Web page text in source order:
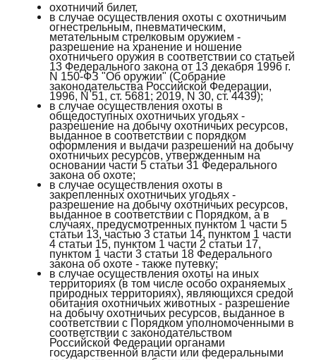
охотничий билет,
в случае осуществления охоты с охотничьим
огнестрельным, пневматическим,
метательным стрелковым оружием -
разрешение на хранение и ношение
охотничьего оружия в соответствии со статьей
13 Федерального закона от 13 декабря 1996 г.
N 150-ФЗ "Об оружии" (Собрание
законодательства Российской Федерации,
1996, N 51, ст. 5681; 2019, N 30, ст. 4439);
в случае осуществления охоты в
общедоступных охотничьих угодьях -
разрешение на добычу охотничьих ресурсов,
выданное в соответствии с порядком
оформления и выдачи разрешений на добычу
охотничьих ресурсов, утвержденным на
основании части 5 статьи 31 Федерального
закона об охоте;
в случае осуществления охоты в
закрепленных охотничьих угодьях -
разрешение на добычу охотничьих ресурсов,
выданное в соответствии с Порядком, а в
случаях, предусмотренных пунктом 1 части 5
статьи 13, частью 3 статьи 14, пунктом 1 части
4 статьи 15, пунктом 1 части 2 статьи 17,
пунктом 1 части 3 статьи 18 Федерального
закона об охоте - также путевку;
в случае осуществления охоты на иных
территориях (в том числе особо охраняемых
природных территориях), являющихся средой
обитания охотничьих животных - разрешение
на добычу охотничьих ресурсов, выданное в
соответствии с Порядком уполномоченными в
соответствии с законодательством
Российской Федерации органами
государственной власти или федеральными